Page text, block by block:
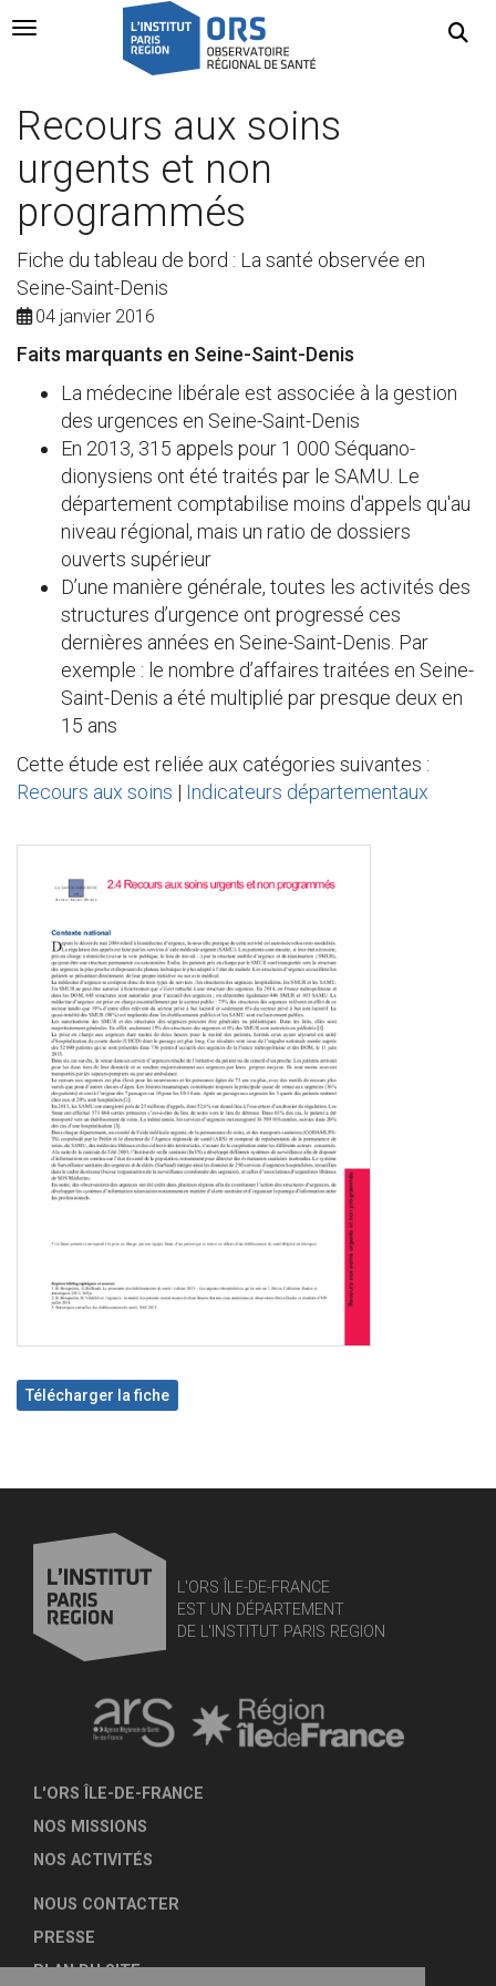
Navigation Toggle
Recours aux soins
urgents et non
programmés
Fiche du tableau de bord : La santé observée en
Seine-Saint-Denis
04 janvier 2016
Faits marquants en Seine-Saint-Denis
La médecine libérale est associée à la gestion
des urgences en Seine-Saint-Denis
En 2013, 315 appels pour 1 000 Séquano-
dionysiens ont été traités par le SAMU. Le
département comptabilise moins d'appels qu'au
niveau régional, mais un ratio de dossiers
ouverts supérieur
D’une manière générale, toutes les activités des
structures d’urgence ont progressé ces
dernières années en Seine-Saint-Denis. Par
exemple : le nombre d’affaires traitées en Seine-
Saint-Denis a été multiplié par presque deux en
15 ans
Cette étude est reliée aux catégories suivantes :
Recours aux soins | Indicateurs départementaux
Télécharger la fiche
L'ORS ÎLE-DE-FRANCE
EST UN DÉPARTEMENT
DE L'INSTITUT PARIS REGION
L'ORS ÎLE-DE-FRANCE
NOS MISSIONS
NOS ACTIVITÉS
NOUS CONTACTER
PRESSE
PLAN DU SITE